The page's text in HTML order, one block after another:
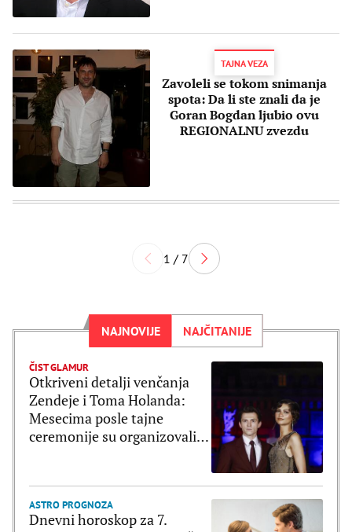
TAJNA VEZA
Zavoleli se tokom snimanja
spota: Da li ste znali da je
Goran Bogdan ljubio ovu
REGIONALNU zvezdu
1 / 7
NAJNOVIJE NAJČITANIJE
ČIST GLAMUR
Otkriveni detalji venčanja
Zendeje i Toma Holanda:
Mesecima posle tajne
ceremonije su organizovali
ASTRO PROGNOZA
Dnevni horoskop za 7.